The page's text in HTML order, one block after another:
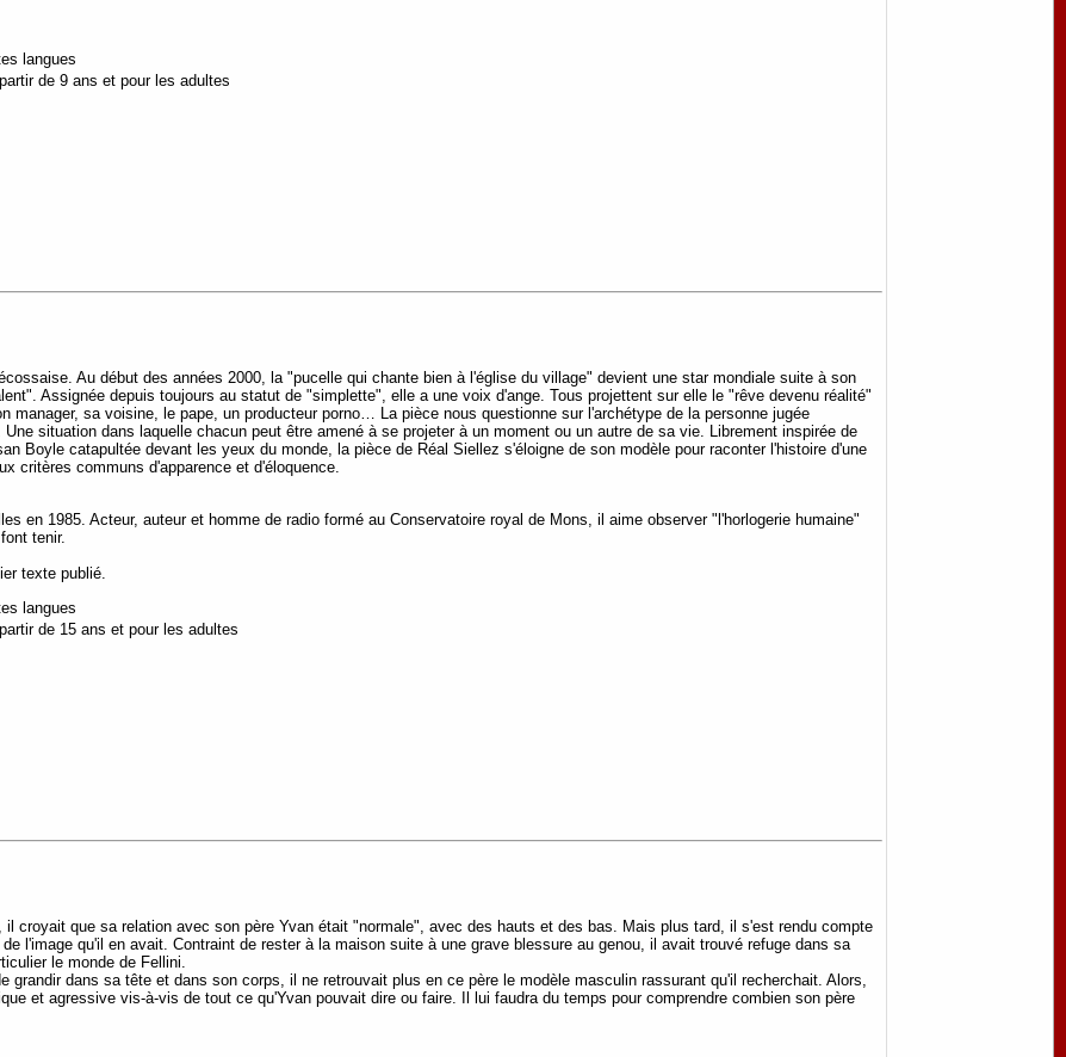
langues
de 9 ans et pour les adultes
Au début des années 2000, la "pucelle qui chante bien à l'église du village" devient une star mondiale suite à son
Assignée depuis toujours au statut de "simplette", elle a une voix d'ange. Tous projettent sur elle le "rêve devenu réalité"
manager, sa voisine, le pape, un producteur porno… La pièce nous questionne sur l'archétype de la personne jugée
situation dans laquelle chacun peut être amené à se projeter à un moment ou un autre de sa vie. Librement inspirée de
Boyle catapultée devant les yeux du monde, la pièce de Réal Siellez s'éloigne de son modèle pour raconter l'histoire d'une
critères communs d'apparence et d'éloquence.
en 1985. Acteur, auteur et homme de radio formé au Conservatoire royal de Mons, il aime observer "l'horlogerie humaine"
tenir.
texte publié.
langues
de 15 ans et pour les adultes
il croyait que sa relation avec son père Yvan était "normale", avec des hauts et des bas. Mais plus tard, il s'est rendu compte
l'image qu'il en avait. Contraint de rester à la maison suite à une grave blessure au genou, il avait trouvé refuge dans sa
le monde de Fellini.
grandir dans sa tête et dans son corps, il ne retrouvait plus en ce père le modèle masculin rassurant qu'il recherchait. Alors,
et agressive vis-à-vis de tout ce qu'Yvan pouvait dire ou faire. Il lui faudra du temps pour comprendre combien son père